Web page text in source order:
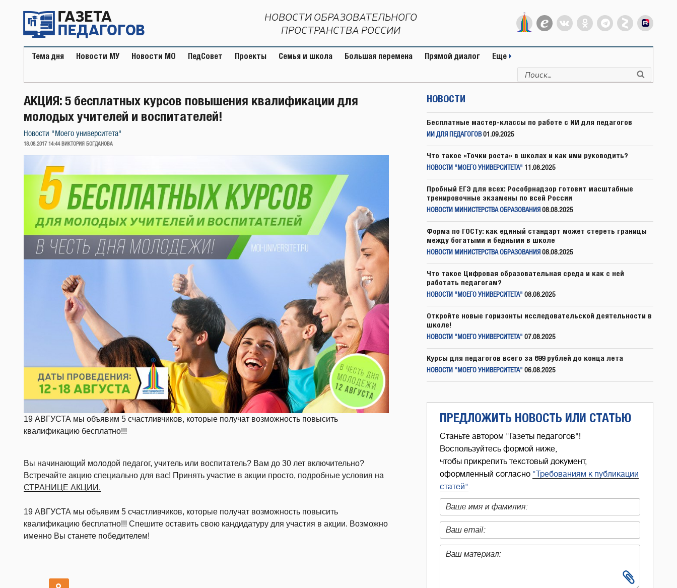
содержимому
НОВОСТИ ОБРАЗОВАТЕЛЬНОГО
ПРОСТРАНСТВА РОССИИ
Тема дня Новости МУ Новости МО ПедСовет Проекты Семья и школа Большая перемена Прямой диалог Еще
Искать:
АКЦИЯ: 5 бесплатных курсов повышения квалификации для
молодых учителей и воспитателей!
Новости "Моего университета"
ОПУБЛИКОВАНО
18.08.2017 14:44 ВИКТОРИЯ БОГДАНОВА
19 АВГУСТА мы объявим 5 счастливчиков, которые получат возможность повысить
квалификацию бесплатно!!!
Вы начинающий молодой педагог, учитель или воспитатель? Вам до 30 лет включительно?
Встречайте акцию специально для вас! Принять участие в акции просто, подробные условия на
СТРАНИЦЕ АКЦИИ.
19 АВГУСТА мы объявим 5 счастливчиков, которые получат возможность повысить
квалификацию бесплатно!!! Спешите оставить свою кандидатуру для участия в акции. Возможно
именно Вы станете победителем!
НОВОСТИ
Бесплатные мастер-классы по работе с ИИ для педагогов
ИИ ДЛЯ ПЕДАГОГОВ 01.09.2025
Что такое «Точки роста» в школах и как ими руководить?
НОВОСТИ "МОЕГО УНИВЕРСИТЕТА" 11.08.2025
Пробный ЕГЭ для всех: Рособрнадзор готовит масштабные
тренировочные экзамены по всей России
НОВОСТИ МИНИСТЕРСТВА ОБРАЗОВАНИЯ 08.08.2025
Форма по ГОСТу: как единый стандарт может стереть границы
между богатыми и бедными в школе
НОВОСТИ МИНИСТЕРСТВА ОБРАЗОВАНИЯ 08.08.2025
Что такое Цифровая образовательная среда и как с ней
работать педагогам?
НОВОСТИ "МОЕГО УНИВЕРСИТЕТА" 08.08.2025
Откройте новые горизонты исследовательской деятельности в
школе!
НОВОСТИ "МОЕГО УНИВЕРСИТЕТА" 07.08.2025
Курсы для педагогов всего за 699 рублей до конца лета
НОВОСТИ "МОЕГО УНИВЕРСИТЕТА" 06.08.2025
ПРЕДЛОЖИТЬ НОВОСТЬ ИЛИ СТАТЬЮ
Станьте автором "Газеты педагогов"!
Воспользуйтесь формой ниже,
чтобы прикрепить текстовый документ,
оформленный согласно "Требованиям к публикации
статей".